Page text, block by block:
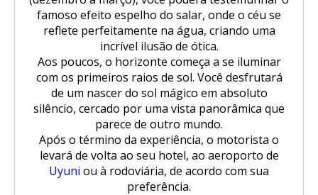
famoso efeito espelho do salar, onde o céu se
reflete perfeitamente na água, criando uma
incrível ilusão de ótica.
Aos poucos, o horizonte começa a se iluminar
com os primeiros raios de sol. Você desfrutará
de um nascer do sol mágico em absoluto
silêncio, cercado por uma vista panorâmica que
parece de outro mundo.
Após o término da experiência, o motorista o
levará de volta ao seu hotel, ao aeroporto de
Uyuni ou à rodoviária, de acordo com sua
preferência.